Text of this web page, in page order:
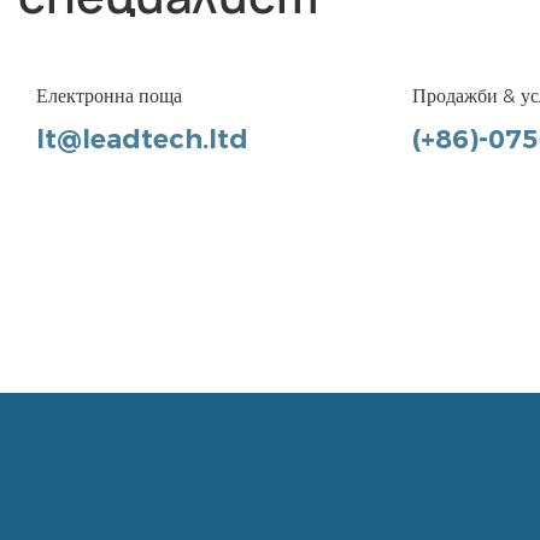
Електронна поща
lt@leadtech.ltd
Продажби &
(+86)-